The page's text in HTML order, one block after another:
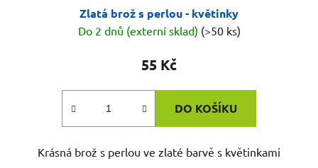
Zlatá brož s perlou - květinky
Do 2 dnů (externí sklad) (>50 ks)
55 Kč
DO KOŠÍKU
Krásná brož s perlou ve zlaté barvě s květinkami